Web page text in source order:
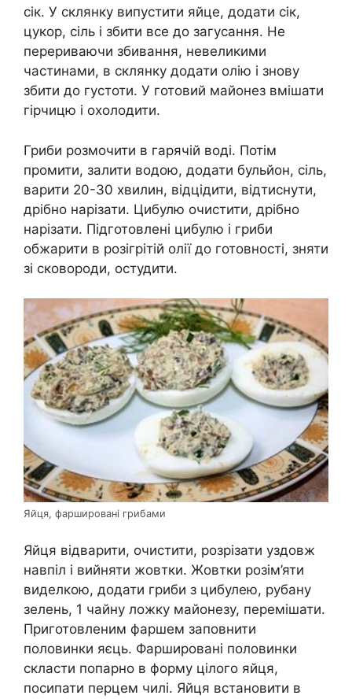
сік. У склянку випустити яйце, додати сік,
цукор, сіль і збити все до загусання. Не
перериваючи збивання, невеликими
частинами, в склянку додати олію і знову
збити до густоти. У готовий майонез вмішати
гірчицю і охолодити.
Гриби розмочити в гарячій воді. Потім
промити, залити водою, додати бульйон, сіль,
варити 20-30 хвилин, відцідити, відтиснути,
дрібно нарізати. Цибулю очистити, дрібно
нарізати. Підготовлені цибулю і гриби
обжарити в розігрітій олії до готовності, зняти
зі сковороди, остудити.
Яйця, фаршировані грибами
Яйця відварити, очистити, розрізати уздовж
навпіл і вийняти жовтки. Жовтки розім’яти
виделкою, додати гриби з цибулею, рубану
зелень, 1 чайну ложку майонезу, перемішати.
Приготовленим фаршем заповнити
половинки яєць. Фаршировані половинки
скласти попарно в форму цілого яйця,
посипати перцем чилі. Яйця встановити в